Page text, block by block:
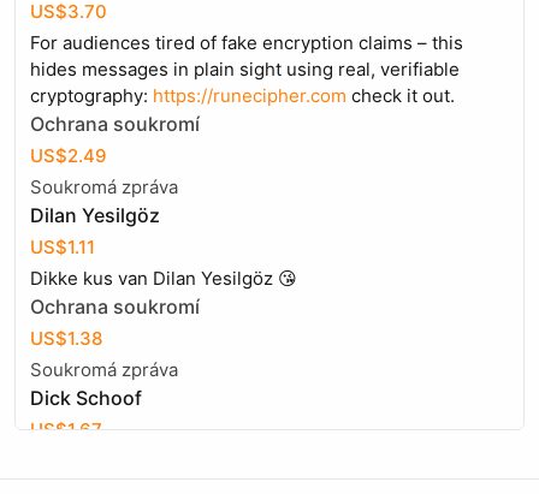
US$3.70
For audiences tired of fake encryption claims – this
hides messages in plain sight using real, verifiable
cryptography: https://runecipher.com check it out.
Ochrana soukromí
US$2.49
Soukromá zpráva
Dilan Yesilgöz
US$1.11
Dikke kus van Dilan Yesilgöz 😘
Ochrana soukromí
US$1.38
Soukromá zpráva
Dick Schoof
US$1.67